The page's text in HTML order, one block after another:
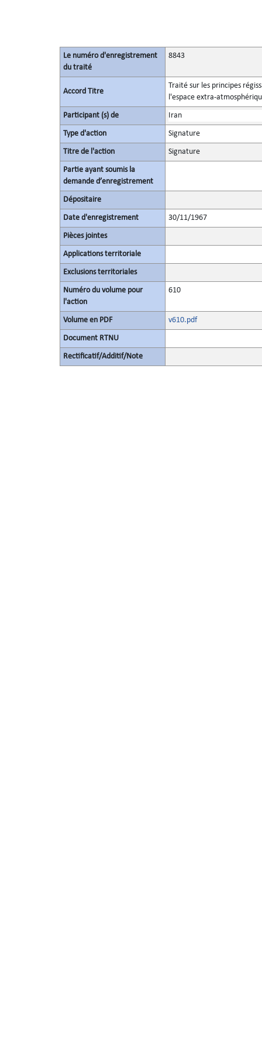
Le numéro d'enregistrement
du traité
8843
Accord Titre
Traité sur les principes
l'espace extra-
Participant (s) de Iran
Type d'action Signature
Titre de l'action Signature
Partie ayant soumis la
demande d’enregistrement
Dépositaire
Date d'enregistrement 30/11/1967
Pièces jointes
Applications territoriale
Exclusions territoriales
Numéro du volume pour
l'action
610
Volume en PDF v610.pdf
Document RTNU
Rectificatif/Additif/Note